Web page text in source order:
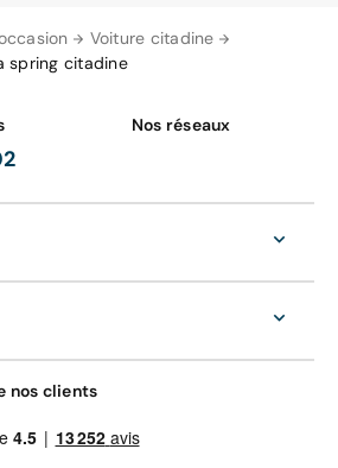
Voiture citadine
spring citadine
Nos réseaux
nos clients